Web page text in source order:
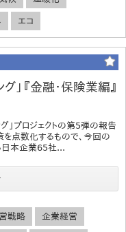
エコ
」『金融・保険業編』
」プロジェクトの第5弾の報告
を点数化するもので、今回の
日本企業65社...
戦略 企業経営